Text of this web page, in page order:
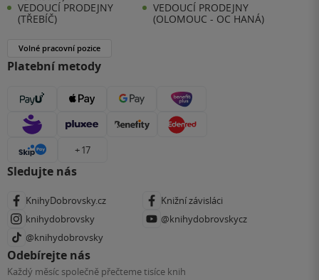
VEDOUCÍ PRODEJNY
(TŘEBÍČ)
VEDOUCÍ PRODEJNY
(OLOMOUC - OC HANÁ)
Volné pracovní pozice
Platební metody
+ 17
Sledujte nás
KnihyDobrovsky.cz
Knižní závisláci
knihydobrovsky
@knihydobrovskycz
@knihydobrovsky
Odebírejte nás
Každý měsíc společně přečteme tisíce knih